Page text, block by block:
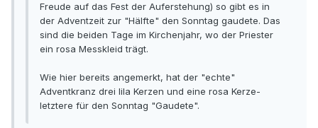
Freude auf das Fest der Auferstehung) so gibt es in
der Adventzeit zur "Hälfte" den Sonntag gaudete. Das
sind die beiden Tage im Kirchenjahr, wo der Priester
ein rosa Messkleid trägt.
Wie hier bereits angemerkt, hat der "echte"
Adventkranz drei lila Kerzen und eine rosa Kerze-
letztere für den Sonntag "Gaudete".